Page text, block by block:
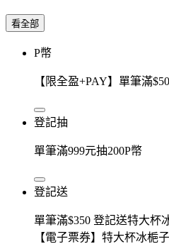
看全部
P幣
【限全盈+PAY】單筆滿
登記抽
單筆滿999元抽200P幣
登記送
單筆滿$350 登記送特大杯
【電子票券】特大杯冰梔